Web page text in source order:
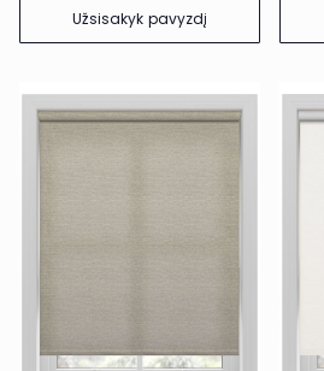
Užsisakyk pavyzdį